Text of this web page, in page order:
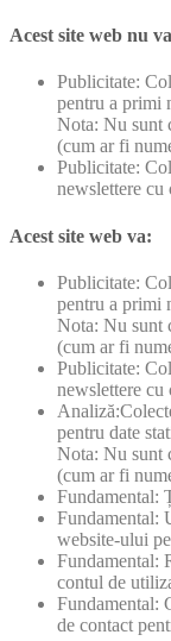
Acest site web nu
Publicitate:
pentru a primi
Nota: Nu sunt
(cum ar fi
Publicitate:
newslettere
Acest site web va:
Publicitate:
pentru a primi
Nota: Nu sunt
(cum ar fi
Publicitate:
newslettere
pentru date
Nota: Nu sunt
(cum ar fi
Fundamental:
Fundamental:
website-ului
Fundamental:
contul de
Fundamental:
de contact